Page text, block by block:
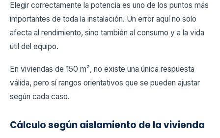
Elegir correctamente la potencia es uno de los puntos más
importantes de toda la instalación. Un error aquí no solo
afecta al rendimiento, sino también al consumo y a la vida
útil del equipo.
En viviendas de 150 m², no existe una única respuesta
válida, pero sí rangos orientativos que se pueden ajustar
según cada caso.
Cálculo según aislamiento de la vivienda